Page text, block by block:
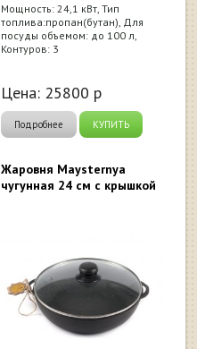
Мощность: 24,1 кВт, Тип
топлива:пропан(бутан), Для
посуды объемом: до 100 л,
Контуров: 3
Цена: 25800 р
Подробнее КУПИТЬ
Жаровня Maysternya
чугунная 24 см с крышкой